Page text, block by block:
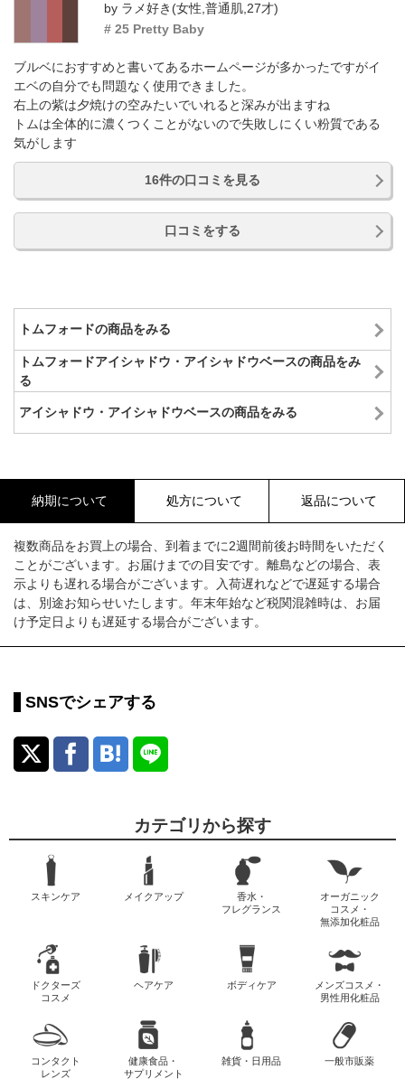
by ラメ好き(女性,普通肌,27才)
# 25 Pretty Baby
ブルベにおすすめと書いてあるホームページが多かったですがイ
エベの自分でも問題なく使用できました。
右上の紫は夕焼けの空みたいでいれると深みが出ますね
トムは全体的に濃くつくことがないので失敗しにくい粉質である
気がします
16件の口コミを見る
口コミをする
トムフォードの商品をみる
トムフォードアイシャドウ・アイシャドウベースの商品をみ
る
アイシャドウ・アイシャドウベースの商品をみる
納期について 処方について 返品について
複数商品をお買上の場合、到着までに2週間前後お時間をいただく
ことがございます。お届けまでの目安です。離島などの場合、表
示よりも遅れる場合がございます。入荷遅れなどで遅延する場合
は、別途お知らせいたします。年末年始など税関混雑時は、お届
け予定日よりも遅延する場合がございます。
SNSでシェアする
カテゴリから探す
スキンケア メイクアップ
香水・
フレグランス
オーガニック
コスメ・
無添加化粧品
ドクターズ
コスメ
ヘアケア ボディケア
メンズコスメ・
男性用化粧品
コンタクト
レンズ
健康食品・
サプリメント
雑貨・日用品 一般市販薬